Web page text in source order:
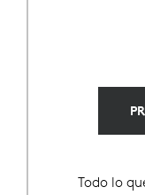
Todo lo